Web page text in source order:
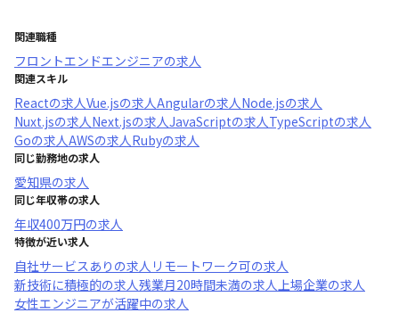
関連職種
フロントエンドエンジニアの求人
関連スキル
Reactの求人Vue.jsの求人Angularの求人Node.jsの求人
Nuxt.jsの求人Next.jsの求人JavaScriptの求人TypeScriptの求人
Goの求人AWSの求人Rubyの求人
同じ勤務地の求人
愛知県の求人
同じ年収帯の求人
年収400万円の求人
特徴が近い求人
自社サービスあり の求人 リモートワーク可の求人
新技術に積極的の求人残業月20時間未満の求人上場企業の求人
女性エンジニアが活躍中の求人